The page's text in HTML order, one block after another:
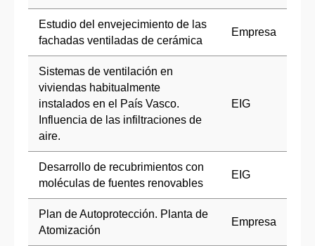
Estudio del envejecimiento de las
fachadas ventiladas de cerámica
Empresa
Sistemas de ventilación en
viviendas habitualmente
instalados en el País Vasco.
Influencia de las infiltraciones de
aire.
EIG
Desarrollo de recubrimientos con
moléculas de fuentes renovables
EIG
Plan de Autoprotección. Planta de
Atomización
Empresa